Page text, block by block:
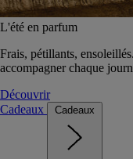
L'été en parfum
Frais, pétillants,
accompagner chaque
Découvrir
Cadeaux
Cadeaux